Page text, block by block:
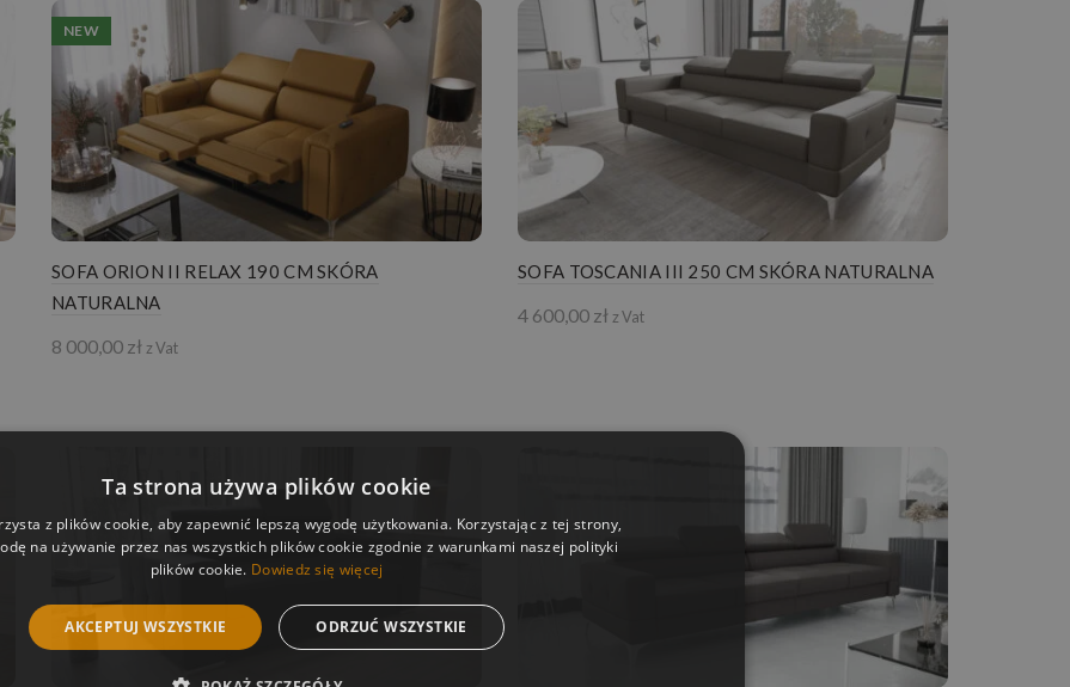
NEW
SOFA ORION II RELAX 190 CM SKÓRA
NATURALNA
8 000,00 złz Vat
SOFA TOSCANIA III 250 CM SKÓRA NATURALNA
4 600,00 złz Vat
Ta strona używa plików cookie
z plików cookie, aby zapewnić lepszą wygodę użytkowania. Korzystając z tej strony,
na używanie przez nas wszystkich plików cookie zgodnie z warunkami naszej polityki
plików cookie. Dowiedz się więcej
AKCEPTUJ WSZYSTKIE ODRZUĆ WSZYSTKIE